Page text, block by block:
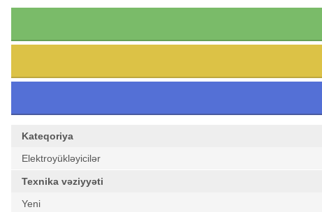
Kateqoriya
Elektroyükləyicilər
Texnika vəziyyəti
Yeni